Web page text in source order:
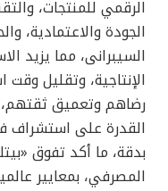
الرقمي للمنتجات،
الجودة والاعتمادية،
السيبرانى، مما يزيد
الإنتاجية، وتقليل
رضاهم وتعميق
القدرة على استشراف
بدقة، ما أكد تفوق
المصرفي، بمعايير